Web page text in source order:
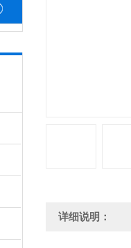
详细说明：